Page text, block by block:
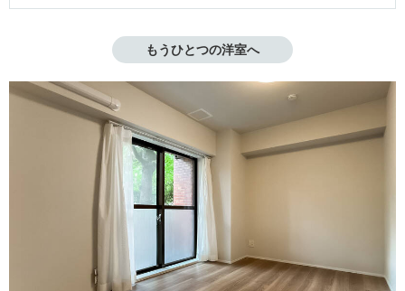
もうひとつの洋室へ